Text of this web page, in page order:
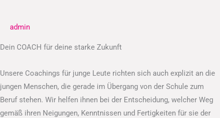
admin
Dein COACH für deine starke Zukunft
Unsere Coachings für junge Leute richten sich auch explizit an die
jungen Menschen, die gerade im Übergang von der Schule zum
Beruf stehen. Wir helfen ihnen bei der Entscheidung, welcher Weg
gemäß ihren Neigungen, Kenntnissen und Fertigkeiten für sie der
Leute